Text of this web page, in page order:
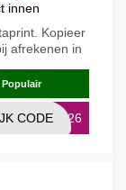
innen
Kopieer
afrekenen in
Populair
0626
CODE